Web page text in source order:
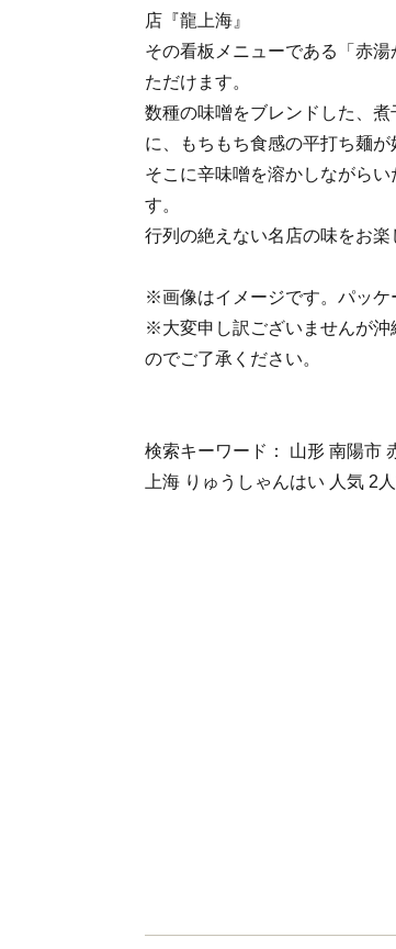
店『龍上海』
その看板メニューである「赤
ただけます。
数種の味噌をブレンドした、
に、もちもち食感の平打ち麺が
そこに辛味噌を溶かしながら
す。
行列の絶えない名店の味をお楽
※画像はイメージです。パッケ
※大変申し訳ございませんが沖
のでご了承ください。
検索キーワード： 山形 南陽市
上海 りゅうしゃんはい 人気 2